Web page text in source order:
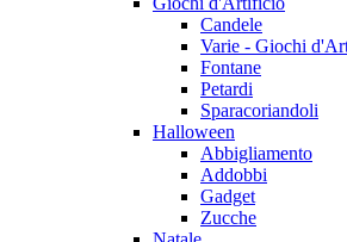
Candele
Varie - Giochi
Fontane
Petardi
Sparacoriandoli
Halloween
Abbigliamento
Addobbi
Gadget
Zucche